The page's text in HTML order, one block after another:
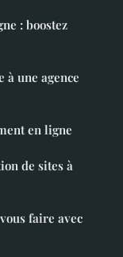
: boostez
à une agence
en ligne
de sites à
faire avec